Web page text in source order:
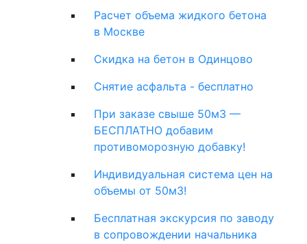
Расчет объема жидкого бетона
в Москве
Скидка на бетон в Одинцово
Снятие асфальта - бесплатно
При заказе свыше 50м3 —
БЕСПЛАТНО добавим
противоморозную добавку!
Индивидуальная система цен на
объемы от 50м3!
Бесплатная экскурсия по заводу
в сопровождении начальника